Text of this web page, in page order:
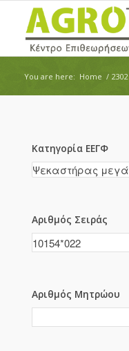
You are here: Home / 2302
Κατηγορία ΕΕΓΦ
Αριθμός Σειράς
Αριθμός Μητρώου